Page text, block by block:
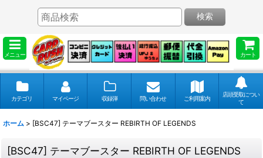
メニュー カート
検索
カテゴリ マイページ 収録弾 問い合わせ ご利用案内
店頭受取につい
て
ホーム > [BSC47] テーマブースター REBIRTH OF LEGENDS
[BSC47] テーマブースター REBIRTH OF LEGENDS